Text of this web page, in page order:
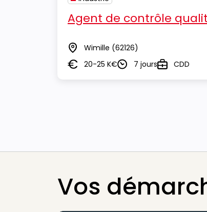
Agent de contrôle
Lieu Wimille (62126)
Salaire20-25 K€Durée7 joursTypeCDD
Vos